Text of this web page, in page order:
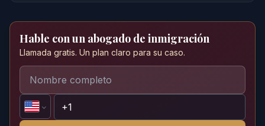
Hable con un abogado de inmigración
Llamada gratis. Un plan claro para su caso.